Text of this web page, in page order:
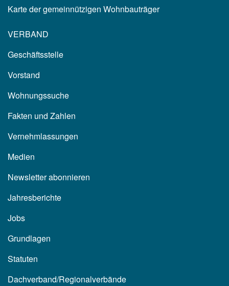
Karte der gemeinnützigen Wohnbauträger
VERBAND
Geschäftsstelle
Vorstand
Wohnungssuche
Fakten und Zahlen
Vernehmlassungen
Medien
Newsletter abonnieren
Jahresberichte
Jobs
Grundlagen
Statuten
Dachverband/Regionalverbände